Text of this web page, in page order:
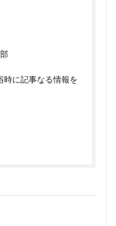
時に記事なる情報を